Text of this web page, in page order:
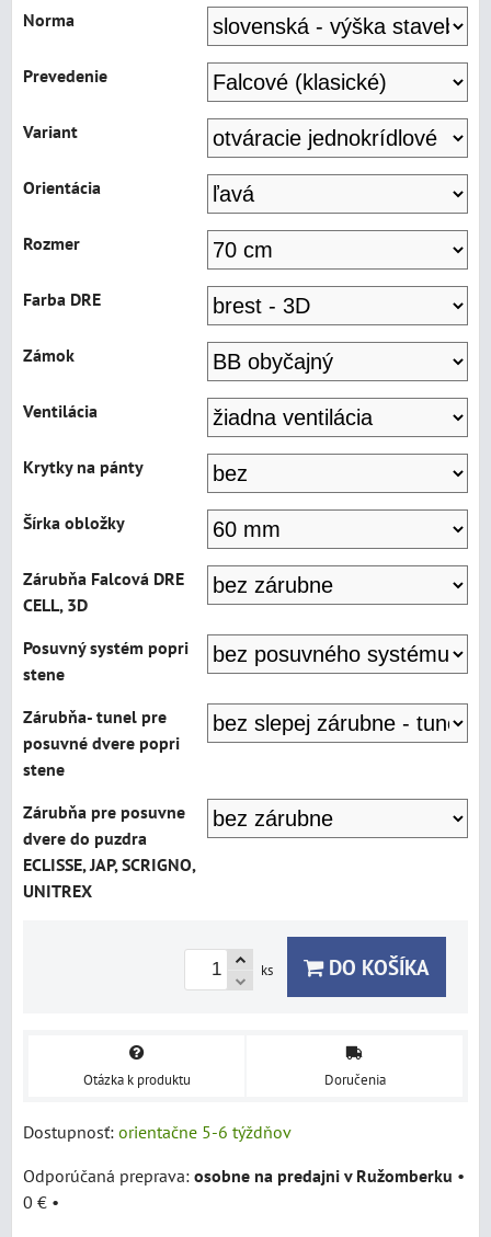
Norma
Prevedenie
Variant
Orientácia
Rozmer
Farba DRE
Zámok
Ventilácia
Krytky na pánty
Šírka obložky
Zárubňa Falcová DRE
CELL, 3D
Posuvný systém popri
stene
Zárubňa- tunel pre
posuvné dvere popri
stene
Zárubňa pre posuvne
dvere do puzdra
ECLISSE, JAP, SCRIGNO,
UNITREX
ks DO KOŠÍKA
Otázka k produktu Doručenia
Dostupnosť: orientačne 5-6 týždňov
osobne na predajni v Ružomberku •
0 € •